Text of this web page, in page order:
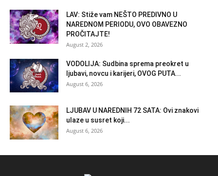
LAV: Stiže vam NEŠTO PREDIVNO U
NAREDNOM PERIODU, OVO OBAVEZNO
PROČITAJTE!
August 2, 2026
VODOLIJA: Sudbina sprema preokret u
ljubavi, novcu i karijeri, OVOG PUTA...
August 6, 2026
LJUBAV U NAREDNIH 72 SATA: Ovi znakovi
ulaze u susret koji...
August 6, 2026